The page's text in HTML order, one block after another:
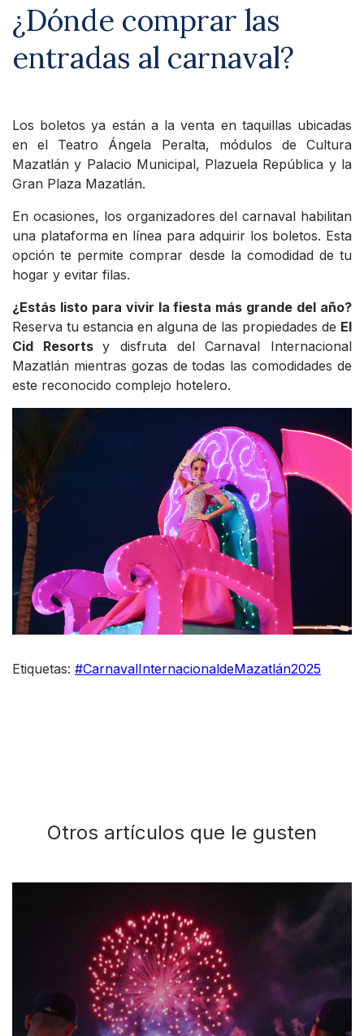
¿Dónde comprar las
entradas al carnaval?
Los boletos ya están a la venta en taquillas ubicadas
en el Teatro Ángela Peralta, módulos de Cultura
Mazatlán y Palacio Municipal, Plazuela República y la
Gran Plaza Mazatlán.
En ocasiones, los organizadores del carnaval habilitan
una plataforma en línea para adquirir los boletos. Esta
opción te permite comprar desde la comodidad de tu
hogar y evitar filas.
¿Estás listo para vivir la fiesta más grande del año?
Reserva tu estancia en alguna de las propiedades de El
Cid Resortsy disfruta del Carnaval Internacional
Mazatlán mientras gozas de todas las comodidades de
este reconocido complejo hotelero.
Etiquetas: #CarnavalInternacionaldeMazatlán2025
Otros artículos que le gusten